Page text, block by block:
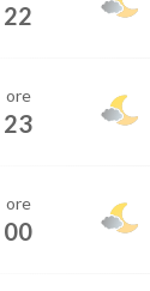
22
ore
23
ore
00